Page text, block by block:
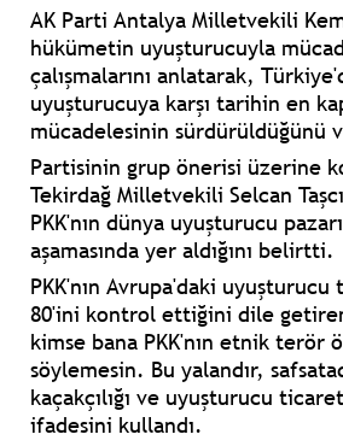
AK Parti Antalya Milletvekili
hükümetin uyuşturucuyla
çalışmalarını anlatarak,
uyuşturucuya karşı tarihin en
mücadelesinin sürdürüldüğünü
Partisinin grup önerisi üzerine
Tekirdağ Milletvekili Selcan
PKK'nın dünya uyuşturucu
aşamasında yer aldığını belirtti.
PKK'nın Avrupa'daki
80'ini kontrol ettiğini dile
kimse bana PKK'nın etnik terör
söylemesin. Bu yalandır,
kaçakçılığı ve uyuşturucu
ifadesini kullandı.